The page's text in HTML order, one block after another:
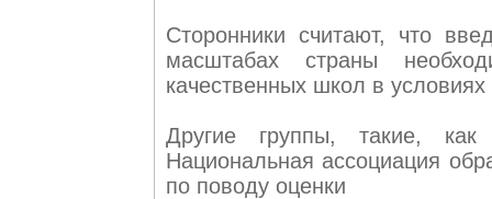
Сторонники считают, что
масштабах страны
качественных школ в
Другие группы, такие,
Национальная ассоциация
по поводу оценки